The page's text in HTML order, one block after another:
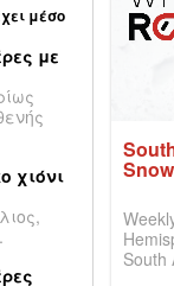
μέσο
με
χιόνι
South